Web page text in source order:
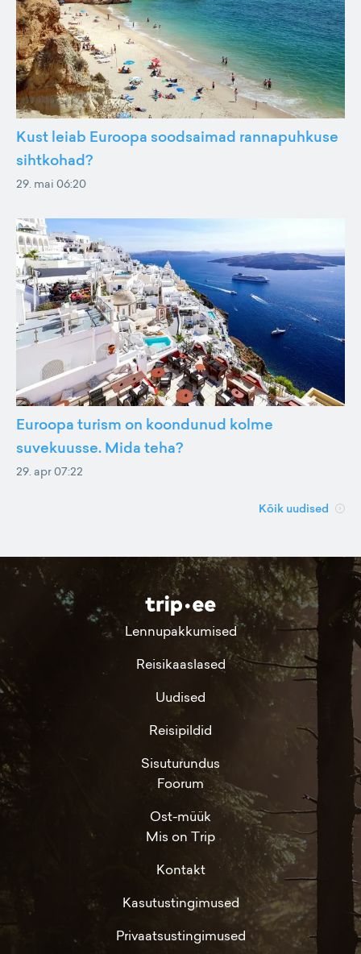
Kust leiab Euroopa soodsaimad rannapuhkuse
sihtkohad?
29. mai 06:20
Euroopa turism on koondunud kolme
suvekuusse. Mida teha?
29. apr 07:22
Kõik uudised
Lennupakkumised
Reisikaaslased
Uudised
Reisipildid
Sisuturundus
Foorum
Ost-müük
Mis on Trip
Kontakt
Kasutustingimused
Privaatsustingimused